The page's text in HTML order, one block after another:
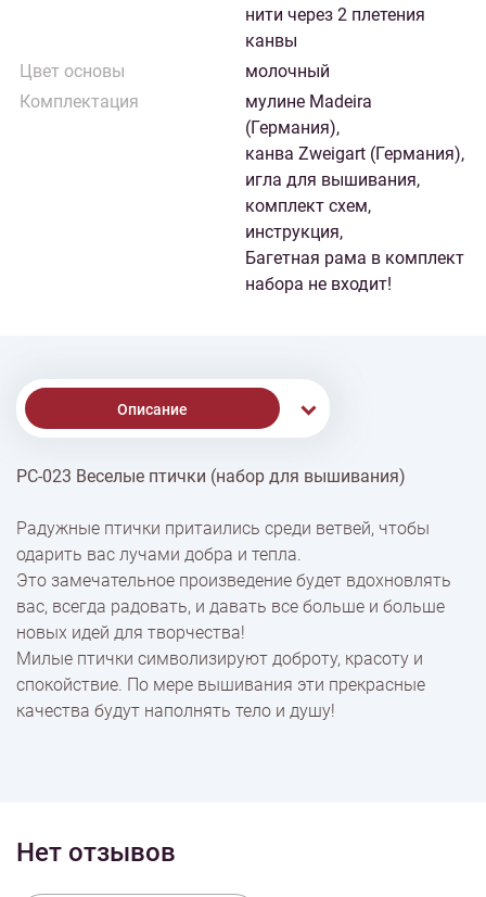
нити через 2 плетения
канвы
Цвет основы
молочный
Комплектация
мулине Madeira
(Германия),
канва Zweigart (Германия),
игла для вышивания,
комплект схем,
инструкция,
Багетная рама в комплект
набора не входит!
Описание
Доставка
Оплата
РС-023 Веселые птички (набор для вышивания)
Радужные птички притаились среди ветвей, чтобы
одарить вас лучами добра и тепла.
Это замечательное произведение будет вдохновлять
вас, всегда радовать, и давать все больше и больше
новых идей для творчества!
Милые птички символизируют доброту, красоту и
спокойствие. По мере вышивания эти прекрасные
качества будут наполнять тело и душу!
Нет отзывов